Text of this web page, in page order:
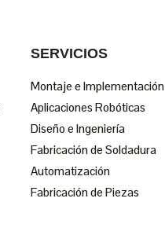
SERVICIOS
Montaje e Implementación
Aplicaciones Robóticas
Diseño e Ingeniería
Fabricación de Soldadura
Automatización
Fabricación de Piezas